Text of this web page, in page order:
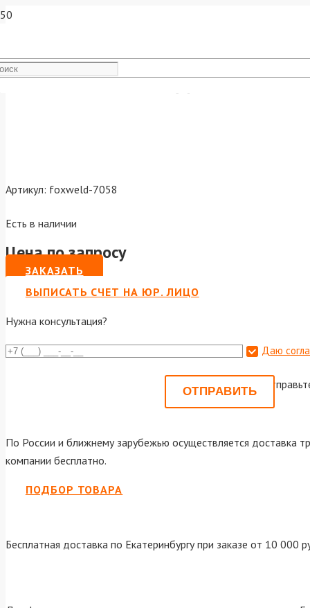
Роликовая насадка
Артикул: foxweld-7058
Есть в наличии
Цена по запросу
ЗАКАЗАТЬ
ВЫПИСАТЬ СЧЕТ НА ЮР. ЛИЦО
Нужна консультация?
Даю
Или
По России и ближнему зарубежью осуществляется доставка
компании бесплатно.
ПОДБОР ТОВАРА
Бесплатная доставка по Екатеринбургу при заказе от 10 000